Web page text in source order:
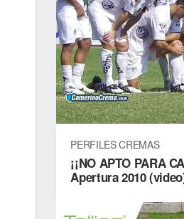
PERFILES CREMAS
¡¡NO APTO PARA
Apertura 2010